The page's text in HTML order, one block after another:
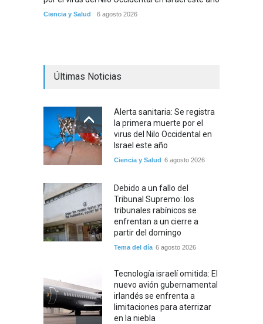
Ciencia y Salud 6 agosto 2026
Últimas Noticias
Alerta sanitaria: Se registra
la primera muerte por el
virus del Nilo Occidental en
Israel este año
Ciencia y Salud 6 agosto 2026
Debido a un fallo del
Tribunal Supremo: los
tribunales rabínicos se
enfrentan a un cierre a
partir del domingo
Tema del día 6 agosto 2026
Tecnología israelí omitida: El
nuevo avión gubernamental
irlandés se enfrenta a
limitaciones para aterrizar
en la niebla